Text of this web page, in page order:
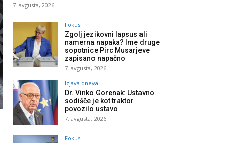
7. avgusta, 2026
Fokus
Zgolj jezikovni lapsus ali
namerna napaka? Ime druge
sopotnice Pirc Musarjeve
zapisano napačno
7. avgusta, 2026
Izjava dneva
Dr. Vinko Gorenak: Ustavno
sodišče je kot traktor
povozilo ustavo
7. avgusta, 2026
Fokus